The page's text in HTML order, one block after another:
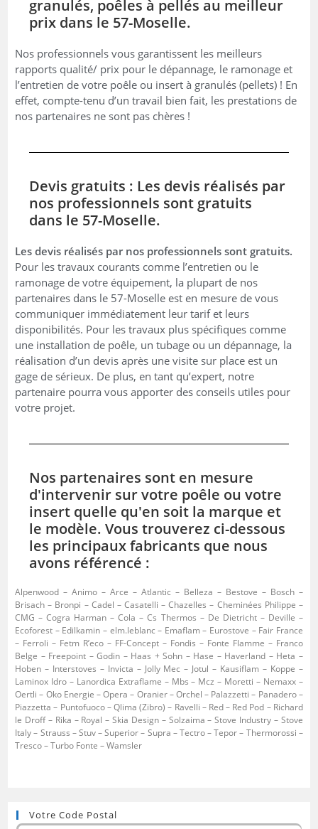
granulés, poêles à pellés au meilleur
prix dans le 57-Moselle.
Nos professionnels vous garantissent les meilleurs
rapports qualité/ prix pour le dépannage, le ramonage et
l’entretien de votre poêle ou insert à granulés (pellets) ! En
effet, compte-tenu d’un travail bien fait, les prestations de
nos partenaires ne sont pas chères !
Devis gratuits : Les devis réalisés par
nos professionnels sont gratuits
dans le 57-Moselle.
Les devis réalisés par nos professionnels sont gratuits.
Pour les travaux courants comme l’entretien ou le
ramonage de votre équipement, la plupart de nos
partenaires dans le 57-Moselle est en mesure de vous
communiquer immédiatement leur tarif et leurs
disponibilités. Pour les travaux plus spécifiques comme
une installation de poêle, un tubage ou un dépannage, la
réalisation d’un devis après une visite sur place est un
gage de sérieux. De plus, en tant qu’expert, notre
partenaire pourra vous apporter des conseils utiles pour
votre projet.
Nos partenaires sont en mesure
d'intervenir sur votre poêle ou votre
insert quelle qu'en soit la marque et
le modèle. Vous trouverez ci-dessous
les principaux fabricants que nous
avons référencé :
Alpenwood – Animo – Arce – Atlantic – Belleza – Bestove – Bosch –
Brisach – Bronpi – Cadel – Casatelli – Chazelles – Cheminées Philippe –
CMG – Cogra Harman – Cola – Cs Thermos – De Dietricht – Deville –
Ecoforest – Edilkamin – elm.leblanc – Emaflam – Eurostove – Fair France
– Ferroli – Fetm R’eco – FF-Concept – Fondis – Fonte Flamme – Franco
Belge – Freepoint – Godin – Haas + Sohn – Hase – Haverland – Heta –
Hoben – Interstoves – Invicta – Jolly Mec – Jotul – Kausiflam – Koppe –
Laminox Idro – Lanordica Extraflame – Mbs – Mcz – Moretti – Nemaxx –
Oertli – Oko Energie – Opera – Oranier – Orchel – Palazzetti – Panadero –
Piazzetta – Puntofuoco – Qlima (Zibro) – Ravelli – Red – Red Pod – Richard
le Droff – Rika – Royal – Skia Design – Solzaima – Stove Industry – Stove
Italy – Strauss – Stuv – Superior – Supra – Tectro – Tepor – Thermorossi –
Tresco – Turbo Fonte – Wamsler
Votre Code Postal